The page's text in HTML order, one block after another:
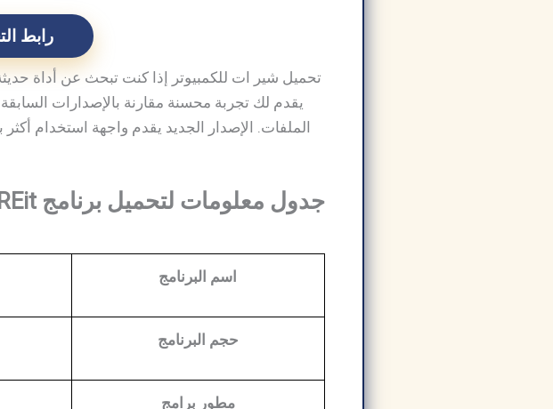
رابط
يقدم لك تجربة محسنة مقارنة بالإصدارات
الملفات. الإصدار الجديد يقدم واجهة استخدام
جدول معلومات لتحميل برنامج SHAREit أخر إصدار:
اسم البرنامج
حجم البرنامج
مطور برامج